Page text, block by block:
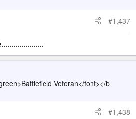
#1,437
Veteran</font></b
#1,438